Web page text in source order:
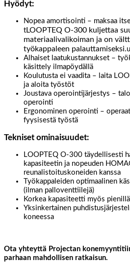
Hyödyt:
Nopea amortisointi – maksaa
t LOOPTEQ O-300 kuljettaa
materiaalivalikoiman ja on
työkappaleen palauttamiseksi.
Alhaiset laatukustannukset –
käsittely ilmapöydällä
Koulutusta ei vaadita – laita
ja aloita työstöt
Joustava operointijärjestys –
operointi
Ergonominen operointi –
fyysisestä työstä
Tekniset ominaisuudet:
LOOPTEQ O-300 täydellisesti
kapasiteetin ja nopeuden
reunalistoituskoneiden kanssa
Työkappaleiden optimaalinen
(ilman palloventtiilejä)
Korkea kapasiteetti myös
Yksinkertainen
koneessa
Ota yhteyttä Projectan
parhaan mahdollisen ratkaisun.